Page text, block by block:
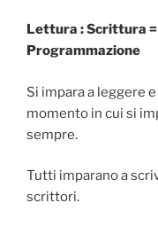
Lettura : Scrittura =
Programmazione
Si impara a leggere
momento in cui si
sempre.
Tutti imparano a
scrittori.